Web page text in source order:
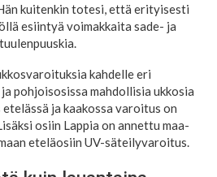
kuitenkin totesi, että erityisesti
esiintyä voimakkaita sade- ja
kahdelle eri
pohjoisosissa mahdollisia ukkosia
ja kaakossa varoitus on
osiin Lappia on annettu maa-
eteläosiin UV-säteilyvaroitus.